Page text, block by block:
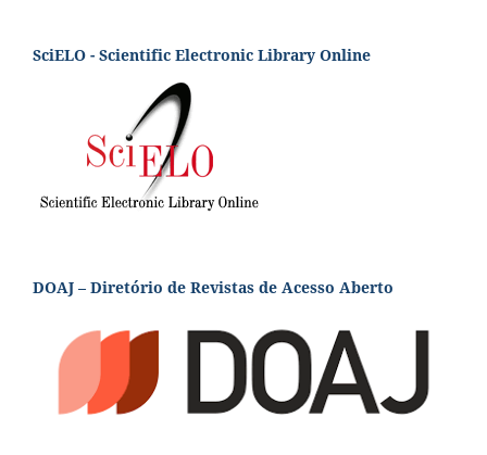
SciELO - Scientific Electronic Library Online
DOAJ – Diretório de Revistas de Acesso Aberto